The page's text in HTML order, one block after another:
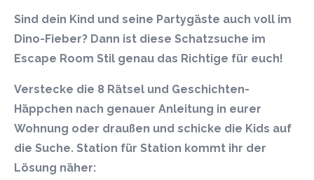
Sind dein Kind und seine Partygäste auch voll im
Dino-Fieber? Dann ist diese Schatzsuche im
Escape Room Stil genau das Richtige für euch!
Verstecke die 8 Rätsel und Geschichten-
Häppchen nach genauer Anleitung in eurer
Wohnung oder draußen und schicke die Kids auf
die Suche. Station für Station kommt ihr der
Lösung näher: